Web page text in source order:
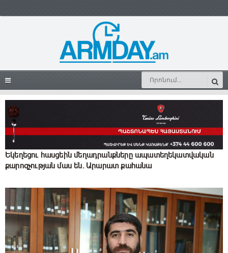
Եկեղեցու հասցեին մեղադրանքները ապատեղեկատվական
քարոզչության մաս են. Արարատ քահանա